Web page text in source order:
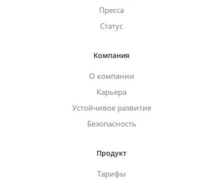
Пресса
Статус
Компания
О компании
Карьера
Устойчивое развитие
Безопасность
Продукт
Тарифы